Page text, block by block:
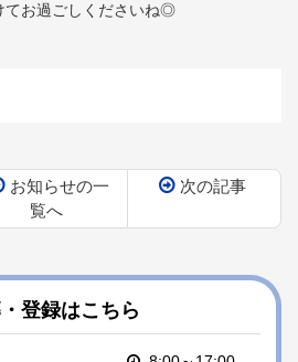
てお過ごしくださいね◎
お知らせの一
覧へ
次の記事
登録はこちら